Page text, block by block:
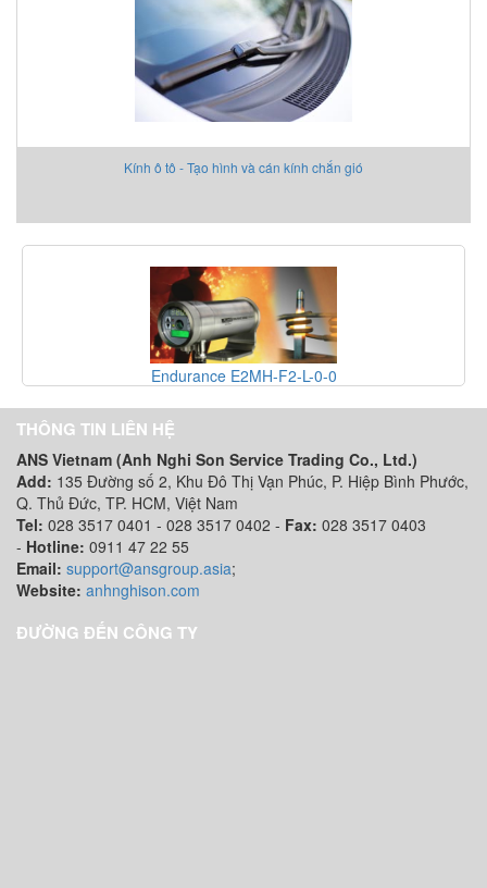
Kính ô tô - Tạo hình và cán kính chắn gió
Endurance E2MH-F2-L-0-0
THÔNG TIN LIÊN HỆ
ANS Vietnam (Anh Nghi Son Service Trading Co., Ltd.)
Add: 135 Đường số 2, Khu Đô Thị Vạn Phúc, P. Hiệp Bình Phước,
Q. Thủ Đức, TP. HCM, Việt Nam
Tel: 028 3517 0401 - 028 3517 0402 - Fax: 028 3517 0403
- Hotline: 0911 47 22 55
Email: support@ansgroup.asia;
Website: anhnghison.com
ĐƯỜNG ĐẾN CÔNG TY